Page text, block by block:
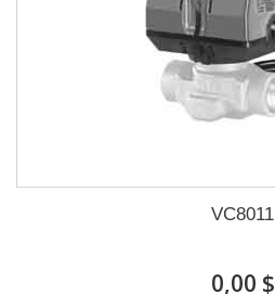
VC8011
0,00 $